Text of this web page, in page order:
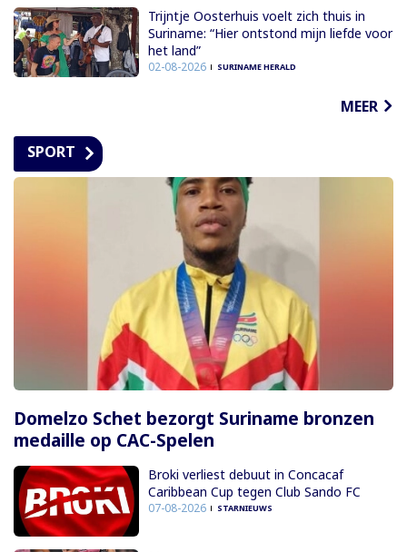
Trijntje Oosterhuis voelt zich thuis in
Suriname: “Hier ontstond mijn liefde voor
het land”
02-08-2026 SURINAME HERALD
MEER
SPORT
Domelzo Schet bezorgt Suriname bronzen
medaille op CAC-Spelen
Broki verliest debuut in Concacaf
Caribbean Cup tegen Club Sando FC
07-08-2026 STARNIEUWS